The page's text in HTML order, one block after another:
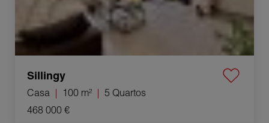
Sillingy
Casa 100 m²
5 Quartos
468 000 €